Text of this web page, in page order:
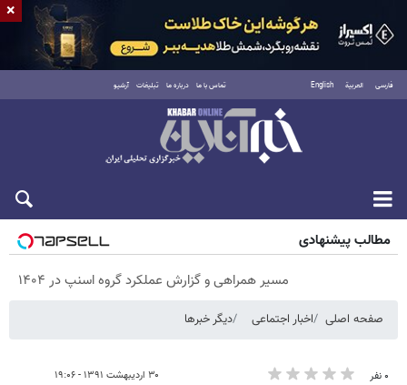
فارسی العربية English تماس با ما درباره ما تبلیغات آرشیو
پنجشنبه ۱۵ مرداد ۱۴۰۵
مطالب پیشنهادی
مسیر همراهی و گزارش عملکرد گروه اسنپ در ۱۴۰۴
صفحه اصلی اخبار اجتماعی دیگر خبرها
۰ نفر ۳۰ اردیبهشت ۱۳۹۱ - ۱۹:۰۶
×